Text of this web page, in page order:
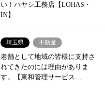
い！ハヤシ工務店【LOHAS・
IN】
埼玉県 不動産
老舗として地域の皆様に支持さ
れてきたのには理由がありま
す。【東和管理サービス…